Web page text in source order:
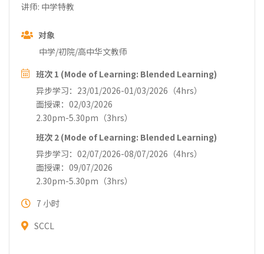
讲师: 中学特教
对象
中学/初院/高中华文教师
班次 1 (Mode of Learning: Blended Learning)
异步学习：23/01/2026-01/03/2026（4hrs）
面授课：02/03/2026
2.30pm-5.30pm（3hrs）
班次 2 (Mode of Learning: Blended Learning)
异步学习：02/07/2026-08/07/2026（4hrs）
面授课：09/07/2026
2.30pm-5.30pm（3hrs）
7 小时
SCCL